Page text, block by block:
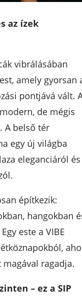
az ízek
vibrálásában
amely gyorsan
pontjává vált.
de mégis
A belső tér
egy új világba
eleganciáról és
építkezik:
hangokban
este a VIBE
ragadja.
– ez a SIP